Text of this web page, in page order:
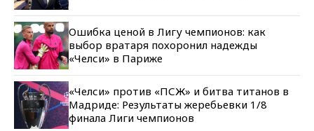
Ошибка ценой в Лигу чемпионов: как
выбор вратаря похоронил надежды
«Челси» в Париже
«Челси» против «ПСЖ» и битва титанов в
Мадриде: Результаты жеребьевки 1/8
финала Лиги чемпионов